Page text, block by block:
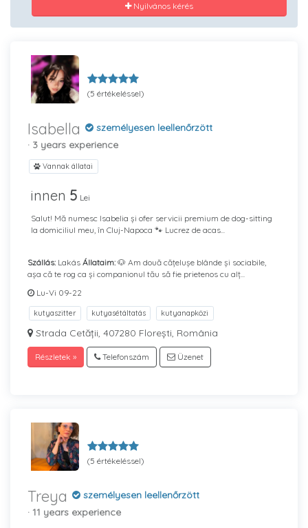
Nyilvános kérés
(5 értékeléssel)
Isabella
személyesen leellenőrzött
· 3 years experience
Vannak állatai
innen 5 Lei
Salut! Mă numesc Isabelia și ofer servicii premium de dog-sitting
la domiciliul meu, în Cluj-Napoca 🐾 Lucrez de acas...
Szállás: Lakás Állataim: 🐶 Am două cățelușe blânde și sociabile,
așa că te rog ca și companionul tău să fie prietenos cu alț...
Lu-Vi 09-22
kutyaszitter kutyasétáltatás kutyanapközi
Strada Cetății, 407280 Florești, România
Részletek » Telefonszám Üzenet
(5 értékeléssel)
Treya
személyesen leellenőrzött
· 11 years experience